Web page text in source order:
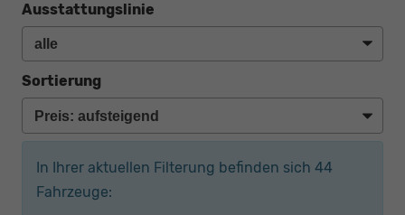
Ausstattungslinie
Sortierung
In Ihrer aktuellen Filterung befinden sich 44
Fahrzeuge: